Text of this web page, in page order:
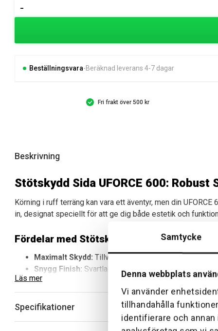
Samtycke
Denna webbplats
Vi använder
tillhandahålla
identifierare och
-
Sida
Beställningsvara Beräknad leverans 4-7 dagar
Fri frakt över 500 kr
Beskrivning
Stötskydd Sida UFORCE 600: Robust
Körning i ruff terräng kan vara ett äventyr, men din
in, designat speciellt för att ge dig både estetik och
Fördelar med Stötskydd Sida UFORCE 600
Maximalt Skydd: Tillverkad av slitstarkt stål, redo att
Snygg Finish: Svartlackerade för en polerad och
Perfekt Passform:
Designad speciellt för UFORCE
Komplett Kit:Stötskydden levereras i par, så att
Tips för Användning och Underhåll
Läs mer
Specifikationer